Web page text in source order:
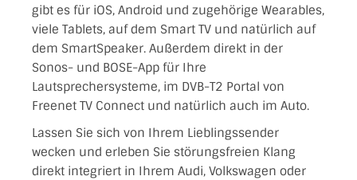
gibt es für iOS, Android und zugehörige Wearables,
viele Tablets, auf dem Smart TV und natürlich auf
dem SmartSpeaker. Außerdem direkt in der
Sonos- und BOSE-App für Ihre
Lautsprechersysteme, im DVB-T2 Portal von
Freenet TV Connect und natürlich auch im Auto.
Lassen Sie sich von Ihrem Lieblingssender
wecken und erleben Sie störungsfreien Klang
direkt integriert in Ihrem Audi, Volkswagen oder